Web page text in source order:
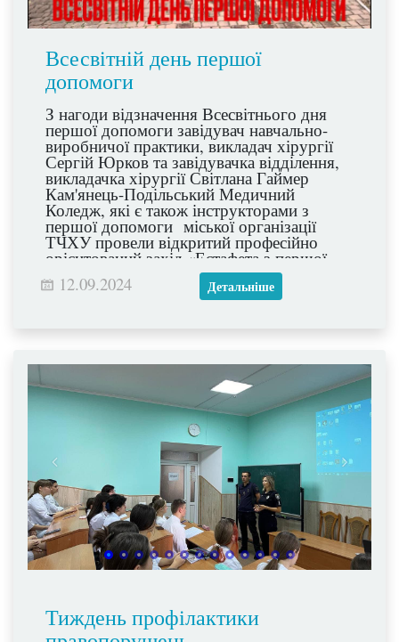
Всесвітній день першої
допомоги
З нагоди відзначення Всесвітнього дня
першої допомоги завідувач навчально-
виробничої практики, викладач хірургії
Сергій Юрков та завідувачка відділення,
викладачка хірургії Світлана Гаймер
Кам'янець-Подільський Медичний
Коледж, які є також інструкторами з
першої допомоги міської організації
ТЧХУ провели відкритий професійно
орієнтований захід «Естафета з першої
допомоги».
12.09.2024 Детальніше
Тиждень профілактики